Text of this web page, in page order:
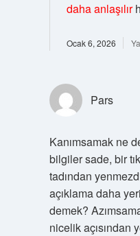
daha anlaşılır
Ocak 6, 2026
Pars
Kanımsamak ne
bilgiler sade, bir
tadından
açıklama daha
demek?
nicelik açısından